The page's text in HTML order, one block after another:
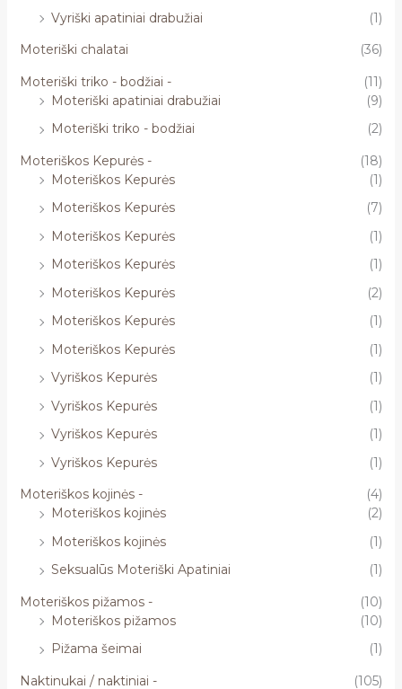
Vyriški apatiniai drabužiai
(1)
Moteriški chalatai
(36)
Moteriški triko - bodžiai -
(11)
Moteriški apatiniai drabužiai
(9)
Moteriški triko - bodžiai
(2)
Moteriškos Kepurės -
(18)
Moteriškos Kepurės
(1)
Moteriškos Kepurės
(7)
Moteriškos Kepurės
(1)
Moteriškos Kepurės
(1)
Moteriškos Kepurės
(2)
Moteriškos Kepurės
(1)
Moteriškos Kepurės
(1)
Vyriškos Kepurės
(1)
Vyriškos Kepurės
(1)
Vyriškos Kepurės
(1)
Vyriškos Kepurės
(1)
Moteriškos kojinės -
(4)
Moteriškos kojinės
(2)
Moteriškos kojinės
(1)
Seksualūs Moteriški Apatiniai
(1)
Moteriškos pižamos -
(10)
Moteriškos pižamos
(10)
Pižama šeimai
(1)
Naktinukai / naktiniai -
(105)